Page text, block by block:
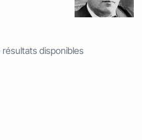
résultats disponibles